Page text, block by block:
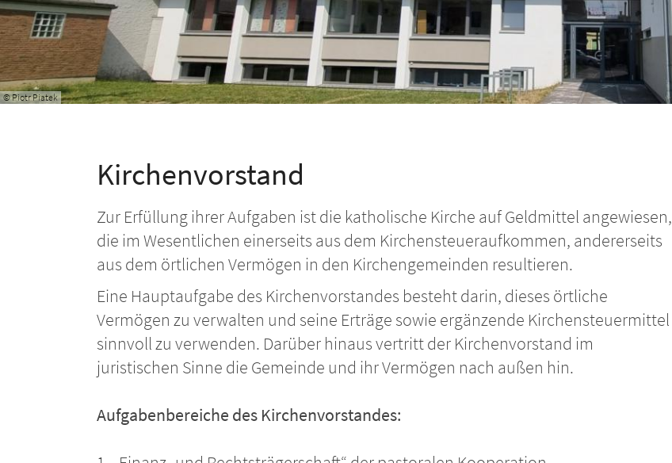
© Piotr Piatek
Kirchenvorstand
Zur Erfüllung ihrer Aufgaben ist die katholische Kirche auf Geldmittel angewiesen,
die im Wesentlichen einerseits aus dem Kirchensteueraufkommen, andererseits
aus dem örtlichen Vermögen in den Kirchengemeinden resultieren.
Eine Hauptaufgabe des Kirchenvorstandes besteht darin, dieses örtliche
Vermögen zu verwalten und seine Erträge sowie ergänzende Kirchensteuermittel
sinnvoll zu verwenden. Darüber hinaus vertritt der Kirchenvorstand im
juristischen Sinne die Gemeinde und ihr Vermögen nach außen hin.
Aufgabenbereiche des Kirchenvorstandes: